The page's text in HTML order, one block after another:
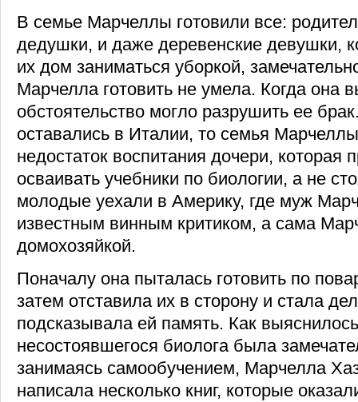
В семье Марчеллы готовили все:
дедушки, и даже деревенские девушки,
их дом заниматься уборкой,
Марчелла готовить не умела. Когда она
обстоятельство могло разрушить ее
оставались в Италии, то семья
недостаток воспитания дочери, которая
осваивать учебники по биологии, а не
молодые уехали в Америку, где муж
известным винным критиком, а сама
домохозяйкой.
Поначалу она пыталась готовить по
затем отставила их в сторону и стала
подсказывала ей память. Как
несостоявшегося биолога была
занимаясь самообучением, Марчелла
написала несколько книг, которые